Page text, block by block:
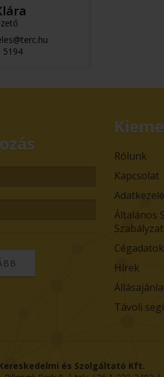
5194
Rólunk
Kapcsolat
Általános
Cégadatok
Hírek
Távoli
Kereskedelmi és Szolgáltató Kft.